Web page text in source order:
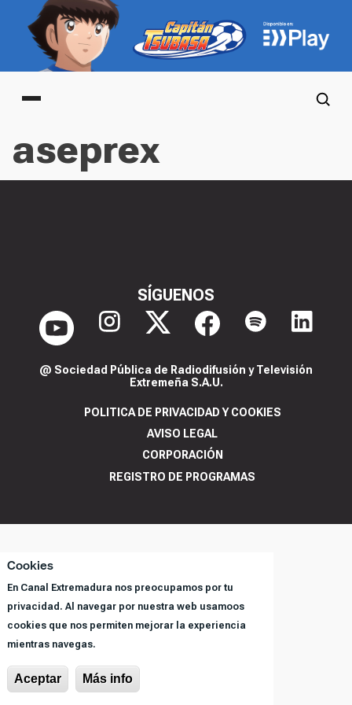
Cookies
En Canal Extremadura nos preocupamos por tu
privacidad. Al navegar por nuestra web usamoos
cookies que nos permiten mejorar la experiencia
mientras navegas.
Aceptar Más info
Main menu
aseprex
SÍGUENOS
@ Sociedad Pública de Radiodifusión y Televisión
Extremeña S.A.U.
POLITICA DE PRIVACIDAD Y COOKIES
AVISO LEGAL
CORPORACIÓN
REGISTRO DE PROGRAMAS